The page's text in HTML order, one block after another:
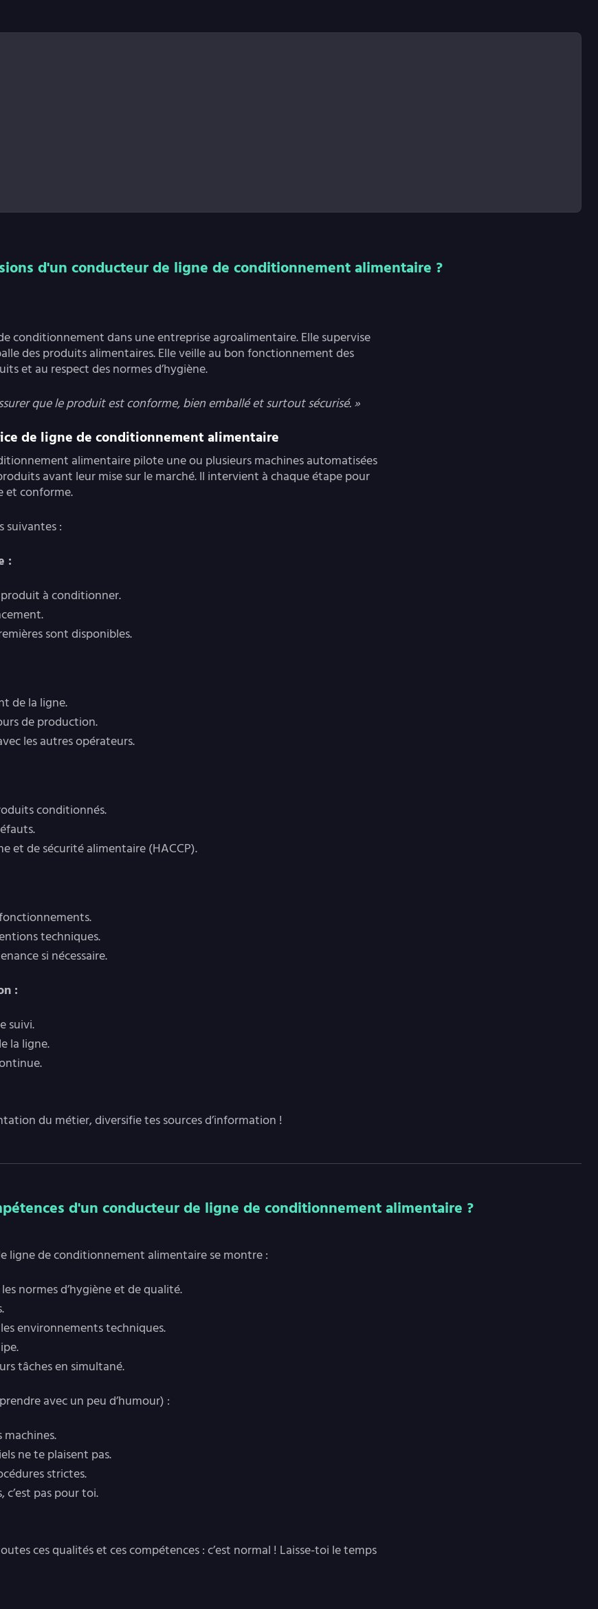
d'un conducteur de ligne de conditionnement alimentaire ?
conditionnement dans une entreprise agroalimentaire. Elle supervise
des produits alimentaires. Elle veille au bon fonctionnement des
et au respect des normes d’hygiène.
que le produit est conforme, bien emballé et surtout sécurisé. »
de ligne de conditionnement alimentaire
alimentaire pilote une ou plusieurs machines automatisées
avant leur mise sur le marché. Il intervient à chaque étape pour
et conforme.
suivantes :
:
à conditionner.
sont disponibles.
de la ligne.
de production.
les autres opérateurs.
conditionnés.
et de sécurité alimentaire (HACCP).
techniques.
si nécessaire.
:
suivi.
la ligne.
du métier, diversifie tes sources d’information !
d'un conducteur de ligne de conditionnement alimentaire ?
ligne de conditionnement alimentaire se montre :
normes d’hygiène et de qualité.
environnements techniques.
tâches en simultané.
avec un peu d’humour) :
ne te plaisent pas.
strictes.
c’est pas pour toi.
ces qualités et ces compétences : c’est normal ! Laisse-toi le temps